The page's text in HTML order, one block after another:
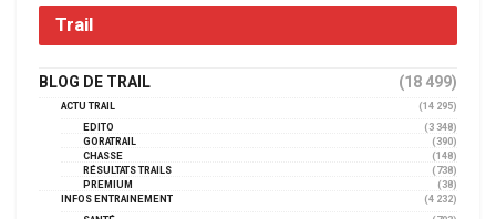
Trail
BLOG DE TRAIL (18 499)
ACTU TRAIL
(14 295)
EDITO
(3 348)
GORATRAIL
(390)
CHASSE
(148)
RÉSULTATS TRAILS
(738)
PREMIUM
(38)
INFOS ENTRAINEMENT
(4 232)